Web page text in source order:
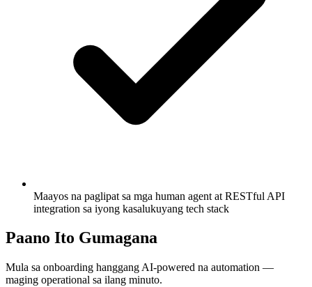
Maayos na paglipat sa mga human agent at RESTful API
integration sa iyong kasalukuyang tech stack
Paano Ito Gumagana
Mula sa onboarding hanggang AI-powered na automation —
maging operational sa ilang minuto.